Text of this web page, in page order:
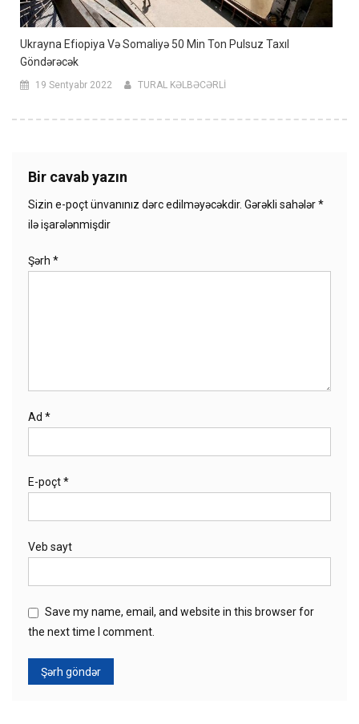
Ukrayna Efiopiya Və Somaliyə 50 Min Ton Pulsuz Taxıl
Göndərəcək
19 Sentyabr 2022 TURAL KƏLBƏCƏRLİ
Bir cavab yazın
Sizin e-poçt ünvanınız dərc edilməyəcəkdir. Gərəkli sahələr*
ilə işarələnmişdir
Şərh *
Ad *
E-poçt*
Veb sayt
Save my name, email, and website in this browser for
the next time I comment.